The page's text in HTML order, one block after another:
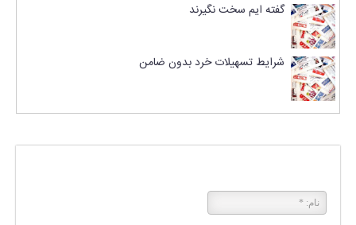
گفته ایم سخت نگیرند
شرایط تسهیلات خرد بدون ضامن